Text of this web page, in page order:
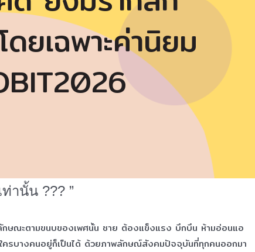
ยเฉพาะค่านิยม
านั้น ??? ”
กษณะตามขนบของเพศนั้น ชาย ต้องแข็งแรง บึกบึน ห้ามอ่อนแอ
รบางคนอยู่ก็เป็นได้ ด้วยภาพลักษณ์สังคมปัจจุบันที่ทุกคนออกมา